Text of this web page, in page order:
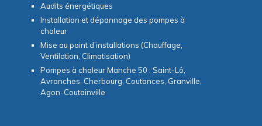
Audits énergétiques
Installation et dépannage des pompes à
chaleur
Mise au point d’installations (Chauffage,
Ventilation, Climatisation)
Pompes à chaleur Manche 50 : Saint-Lô,
Avranches, Cherbourg, Coutances, Granville,
Agon-Coutainville